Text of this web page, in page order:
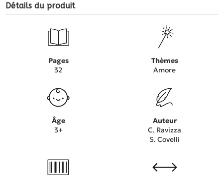
Détails du produit
Pages
32
Thèmes
Amore
Âge
3+
Auteur
C. Ravizza
S. Covelli